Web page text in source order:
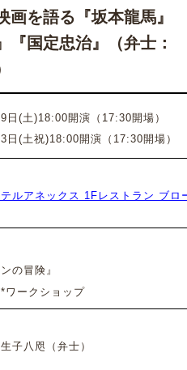
画を語る『坂本龍馬』
『国定忠治』（弁士：
日(土)18:00開演（17:30開場）
日(土祝)18:00開演（17:30開場）
ルアネックス 1Fレストラン ブロ
の冒険』
ークショップ
子八咫 （ 弁士）